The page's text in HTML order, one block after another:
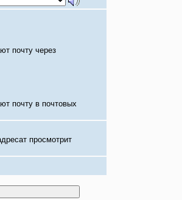
почту через
почту в почтовых
просмотрит